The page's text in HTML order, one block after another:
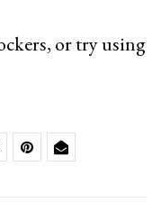
or try using